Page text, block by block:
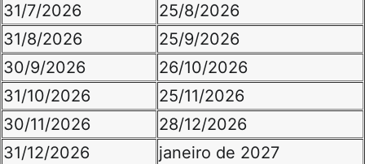
31/7/2026
25/8/2026
31/8/2026
25/9/2026
30/9/2026
26/10/2026
31/10/2026
25/11/2026
30/11/2026
28/12/2026
31/12/2026
janeiro de 2027